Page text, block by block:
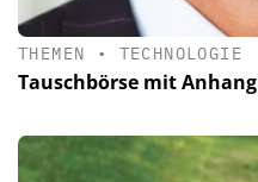
THEMEN • TECHNOLOGIE
Tauschbörse mit Anhang